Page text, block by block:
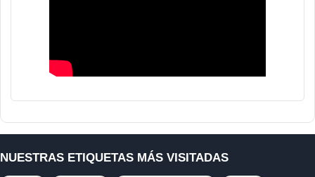
NUESTRAS ETIQUETAS MÁS VISITADAS